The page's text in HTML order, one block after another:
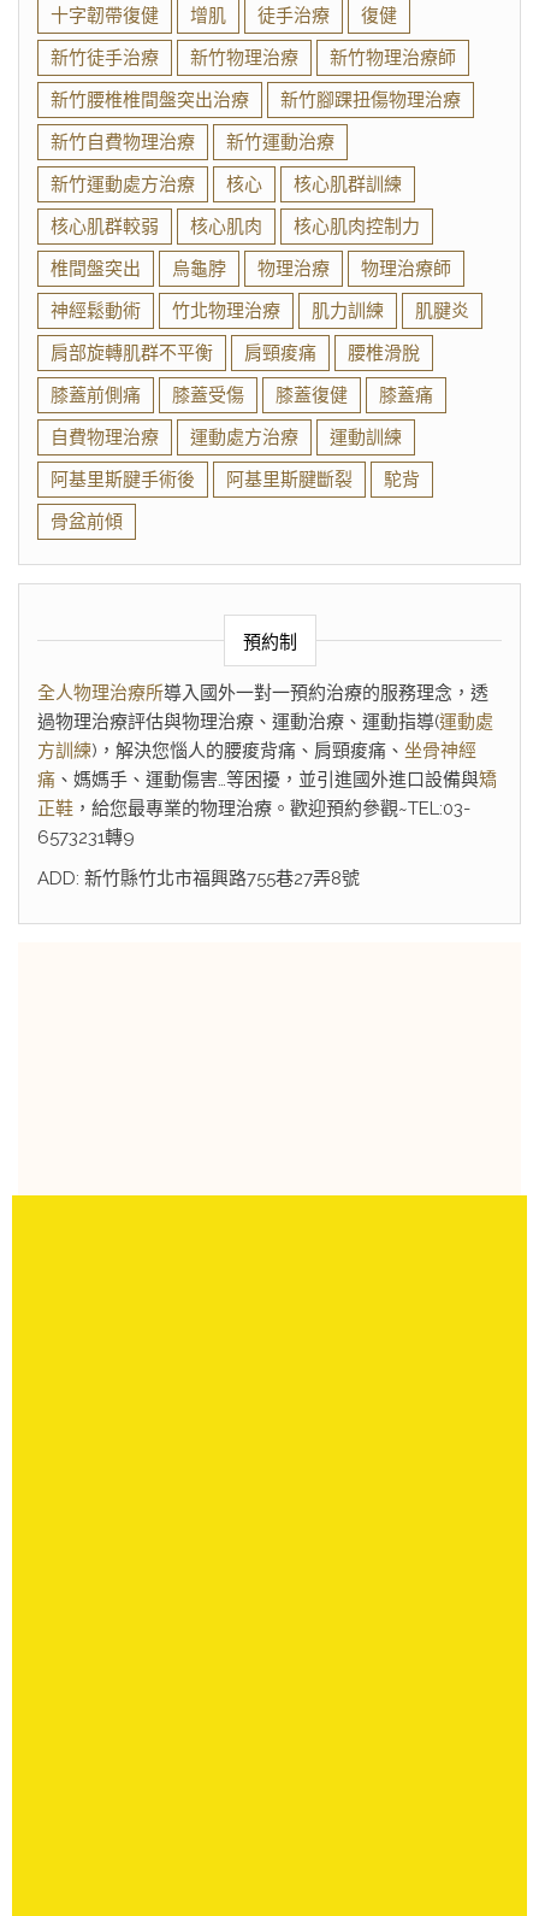
十字韌帶復健 增肌 徒手治療
復健
新竹徒手治療
新竹物理治療
新竹物理治療師
新竹腰椎椎間盤突出治療
新竹腳踝扭傷物理治療
新竹自費物理治療
新竹運動治療
新竹運動處方治療
核心
核心肌群訓練
核心肌群較弱
核心肌肉
核心肌肉控制力
椎間盤突出
烏龜脖 物理治療
物理治療師
神經鬆動術
竹北物理治療 肌力訓練
肌腱炎
肩部旋轉肌群不平衡
肩頸痠痛
腰椎滑脫
膝蓋前側痛
膝蓋受傷 膝蓋復健
膝蓋痛
自費物理治療
運動處方治療
運動訓練
阿基里斯腱手術後
阿基里斯腱斷裂
駝背
骨盆前傾
預約制
全人物理治療所導入國外一對一預約治療的服務理念，透
過物理治療評估與物理治療、運動治療、運動指導(運動處
方訓練)，解決您惱人的腰痠背痛、肩頸痠痛、 坐骨神經
痛 、媽媽手、運動傷害…等困擾，並引進國外進口設備與矯
正鞋 ，給您最專業的物理治療。歡迎預約參觀~TEL:03-
6573231轉9
ADD: 新竹縣竹北市福興路755巷27弄8號